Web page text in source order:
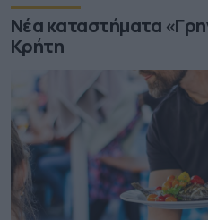
Νέα καταστήματα
Κρήτη